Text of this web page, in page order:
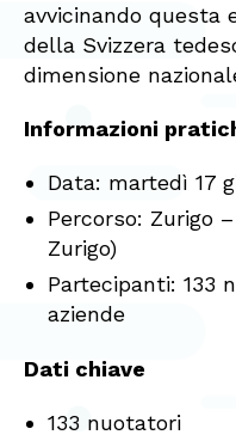
avvicinando questa
della Svizzera
dimensione
Informazioni
Data: martedì 17
Percorso: Zurigo
Zurigo)
Partecipanti: 133
aziende
Dati chiave
133 nuotatori